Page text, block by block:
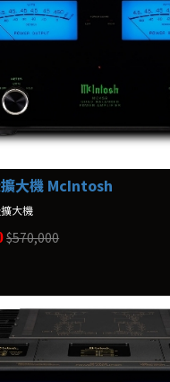
大機 McIntosh
大機
$570,000